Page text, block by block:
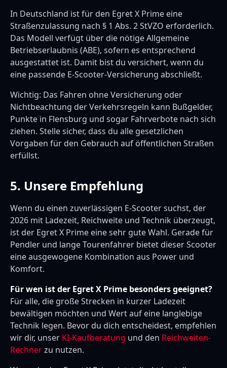
In Deutschland ist für den Egret X Prime eine
Straßenzulassung nach § 1 Abs. 2 StVZO erforderlich.
Das Modell verfügt über die nötige Allgemeine
Betriebserlaubnis (ABE), sofern es entsprechend
ausgestattet ist. Damit bist du versichert, wenn du
eine passende E-Scooter-Versicherung abschließt.
Wichtig: Das Fahren ohne Versicherung oder
Nichtbeachtung der Verkehrsregeln kann Bußgelder,
Punkte in Flensburg und sogar Fahrverbote nach sich
ziehen. Stelle sicher, dass du alle gesetzlichen
Vorgaben für den Gebrauch auf öffentlichen Straßen
erfüllst.
5. Unsere Empfehlung
Wenn du einen zuverlässigen E-Scooter suchst, der
2026 mit Ladezeit, Reichweite und Technik überzeugt,
ist der Egret X Prime eine sehr gute Wahl. Gerade für
Pendler und lange Tourenfahrer bietet dieser Scooter
eine ausgewogene Kombination aus Power und
Komfort.
Für wen ist der Egret X Prime besonders geeignet?
Für alle, die große Strecken in kurzer Ladezeit
bewältigen möchten und Wert auf eine langlebige
Technik legen. Bevor du dich entscheidest, empfehlen
wir dir, unser KI-Kaufberatung und den Reichweiten-
Rechnerzu nutzen.